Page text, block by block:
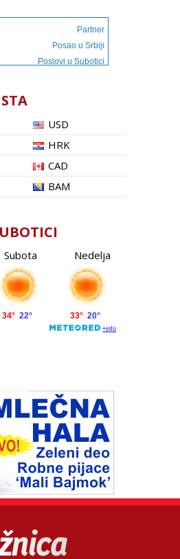
Partner
Posao u Srbiji
Poslovi u Subotici
USD
HRK
CAD
BAM
Subota Nedelja